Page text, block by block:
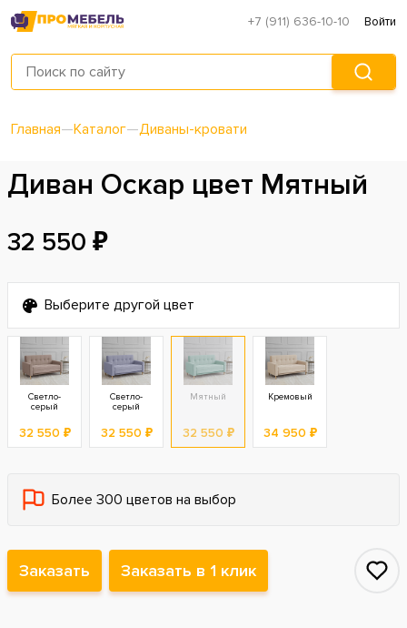
+7 (911) 636-10-10 Войти
Главная—Каталог—Диваны-кровати
Диван Оскар цвет Мятный
32 550 ₽
Выберите другой цвет
Светло-
серый
32 550 ₽
Светло-
серый
32 550 ₽
Мятный
32 550 ₽
Кремовый
34 950 ₽
Более 300 цветов на выбор
Заказать Заказать в 1 клик